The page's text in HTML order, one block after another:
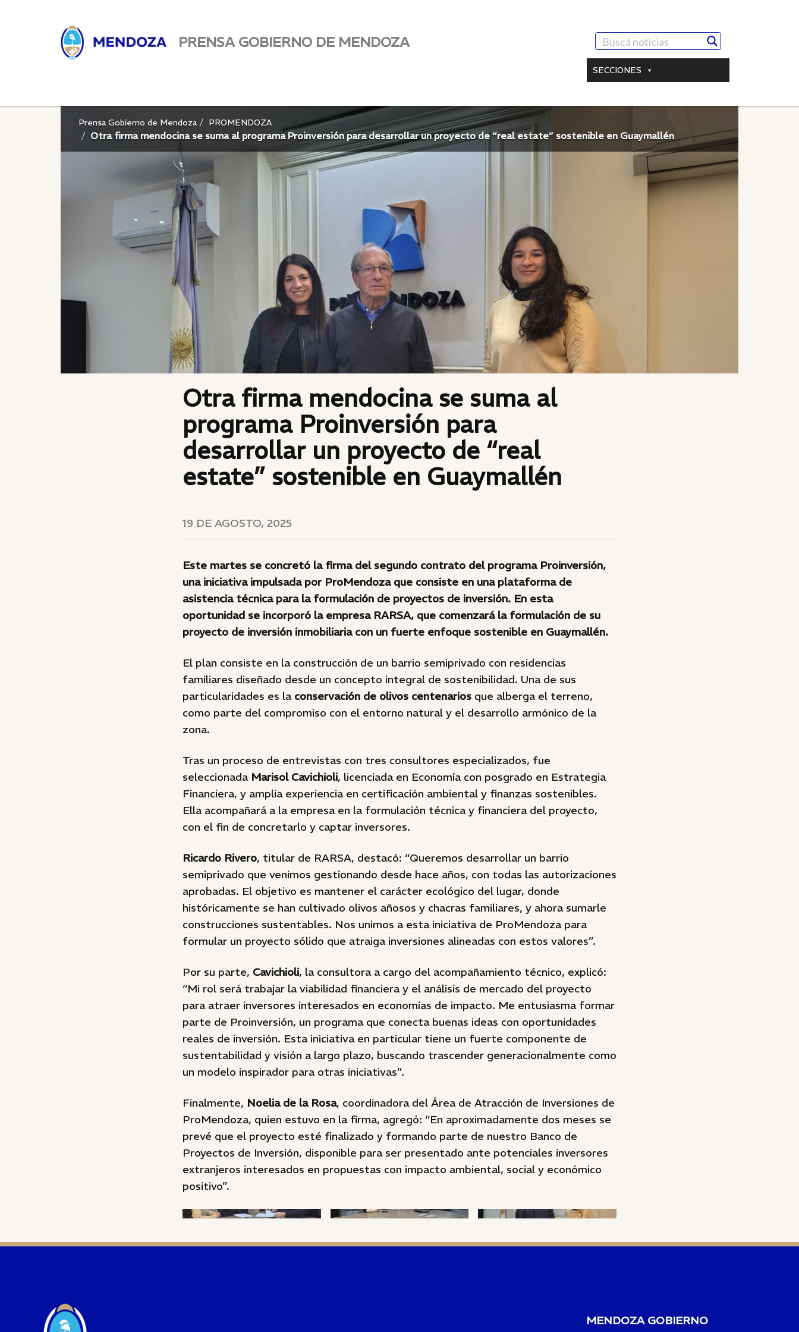
PRENSA GOBIERNO DE MENDOZA
SECCIONES
Prensa Gobierno de Mendoza PROMENDOZA
Otra firma mendocina se suma al programa Proinversión para desarrollar un proyecto de “real estate” sostenible en Guaymallén
Otra firma mendocina se suma al
programa Proinversión para
desarrollar un proyecto de “real
estate” sostenible en Guaymallén
19 DE AGOSTO, 2025
Este martes se concretó la firma del segundo contrato del programa Proinversión,
una iniciativa impulsada por ProMendoza que consiste en una plataforma de
asistencia técnica para la formulación de proyectos de inversión. En esta
oportunidad se incorporó la empresa RARSA, que comenzará la formulación de su
proyecto de inversión inmobiliaria con un fuerte enfoque sostenible en Guaymallén.
El plan consiste en la construcción de un barrio semiprivado con residencias
familiares diseñado desde un concepto integral de sostenibilidad. Una de sus
particularidades es la conservación de olivos centenarios que alberga el terreno,
como parte del compromiso con el entorno natural y el desarrollo armónico de la
zona.
Tras un proceso de entrevistas con tres consultores especializados, fue
seleccionada Marisol Cavichioli, licenciada en Economía con posgrado en Estrategia
Financiera, y amplia experiencia en certificación ambiental y finanzas sostenibles.
Ella acompañará a la empresa en la formulación técnica y financiera del proyecto,
con el fin de concretarlo y captar inversores.
Ricardo Rivero, titular de RARSA, destacó: “Queremos desarrollar un barrio
semiprivado que venimos gestionando desde hace años, con todas las autorizaciones
aprobadas. El objetivo es mantener el carácter ecológico del lugar, donde
históricamente se han cultivado olivos añosos y chacras familiares, y ahora sumarle
construcciones sustentables. Nos unimos a esta iniciativa de ProMendoza para
formular un proyecto sólido que atraiga inversiones alineadas con estos valores”.
Por su parte, Cavichioli, la consultora a cargo del acompañamiento técnico, explicó:
“Mi rol será trabajar la viabilidad financiera y el análisis de mercado del proyecto
para atraer inversores interesados en economías de impacto. Me entusiasma formar
parte de Proinversión, un programa que conecta buenas ideas con oportunidades
reales de inversión. Esta iniciativa en particular tiene un fuerte componente de
sustentabilidad y visión a largo plazo, buscando trascender generacionalmente como
un modelo inspirador para otras iniciativas”.
Finalmente, Noelia de la Rosa, coordinadora del Área de Atracción de Inversiones de
ProMendoza, quien estuvo en la firma, agregó: “En aproximadamente dos meses se
prevé que el proyecto esté finalizado y formando parte de nuestro Banco de
Proyectos de Inversión, disponible para ser presentado ante potenciales inversores
extranjeros interesados en propuestas con impacto ambiental, social y económico
positivo”.
MENDOZA GOBIERNO